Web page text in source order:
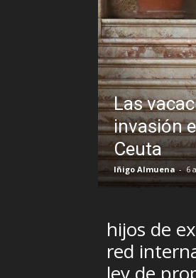
Las
invasión
Ceuta
Iñigo Almuena - 6
hijos de
red